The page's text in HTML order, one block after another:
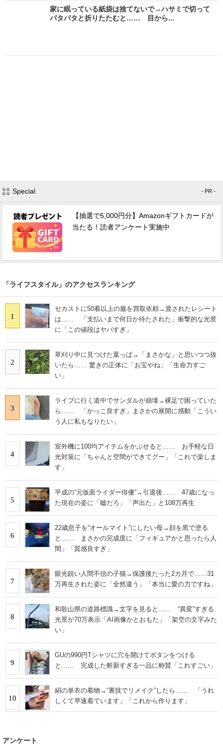
家に眠っている紙袋は捨てないで→ハサミで切って
パタパタと折りたたむと…… 目から...
Special - PR -
【抽選で5,000円分】Amazonギフトカードが
当たる！読者アンケート実施中
「ライフスタイル」のアクセスランキング
1
セカストに50着以上の服を買取依頼→渡されたレシート
は…… 「支払いまで何日か待たされた」衝撃的な光景
に「この値段はヤバすぎ」
2
草刈り中に見つけた葉っぱ→「まさかな」と思いつつ抜
いたら…… 驚きの正体に「お宝やね」「生命力すご
い」
3
ライブに行く道中でサンダルが崩壊→裸足で困っていた
ら…… 「かっこ良すぎ」まさかの展開に感動「こうい
う人に私もなりたい」
4
室外機に100均アイテムをかぶせると…… お手軽な日
光対策に「ちゃんと空間ができてグー」「これで楽しま
す」
5
平成の“元仮面ライダー俳優”→引退後…… 47歳になっ
た現在の姿に「嘘だろ」「声出た」と108万再生
6
22歳息子を“オールマイト”にしたい母→顔を黒で塗る
と…… まさかの完成度に「フィギュアかと思ったら人
間」「質感良すぎ」
7
眼光鋭い人間不信の子猫→保護後たった2カ月で……31
万再生された姿に「全然違う」「本当に愛の力ですね」
8
和歌山県の道路標識→文字を見ると…… “異変”すぎる
光景が70万表示「AI画像かとおもた」「架空の文字みた
い」
9
GUの990円Tシャツに穴を開けてボタンをつける
と…… 完成した斬新すぎる一品に称賛「これすごい」
10
絹の単衣の着物→“裏技でリメイク”したら…… 「うれ
しくて早速着ています」「これから作ります」
アンケート